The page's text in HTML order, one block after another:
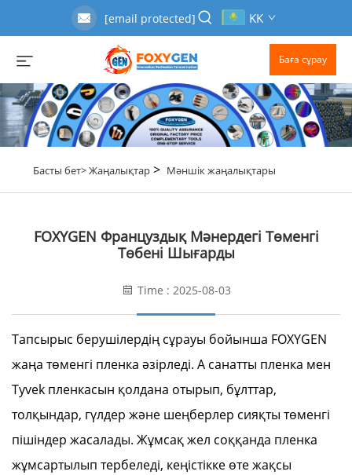
[email protected] KK
Баға сұрау
Басты бет>Жаңалықтар> Мәншік жаңалықтары
FOXYGEN Француздық Мәнердегі Төменгі
Төбені Шығарды
Time : 2025-08-03
Тапсырыс берушілердің сұрауы бойынша FOXYGEN
жаңа төменгі пленка әзірледі. A санатты пленка мен
Tyvek пленкасын қолдана отырып, бұлттар,
толқындар, гүлдер және шеңберлер сияқты төменгі
пішіндер жасалады. Жұмсақ жел соққанда пленка
жұмсартылып тербеледі, кеңістікке өте жақсы